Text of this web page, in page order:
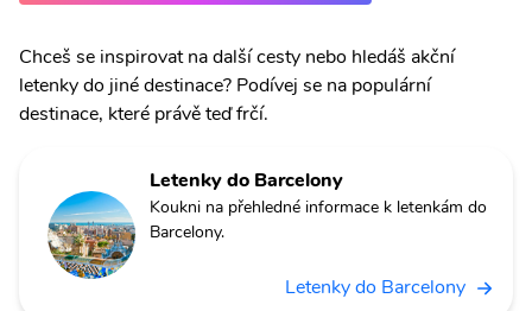
Chceš se inspirovat na další cesty nebo hledáš akční
letenky do jiné destinace? Podívej se na populární
destinace, které právě teď frčí.
Letenky do Barcelony
Koukni na přehledné informace k letenkám do
Barcelony.
Letenky do Barcelony